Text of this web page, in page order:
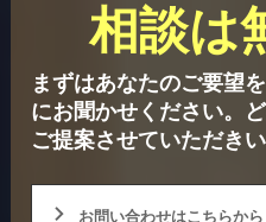
相談は
まずはあなたのご要望
にお聞かせください。
ご提案させていただきい
お問い合わせはこちらから